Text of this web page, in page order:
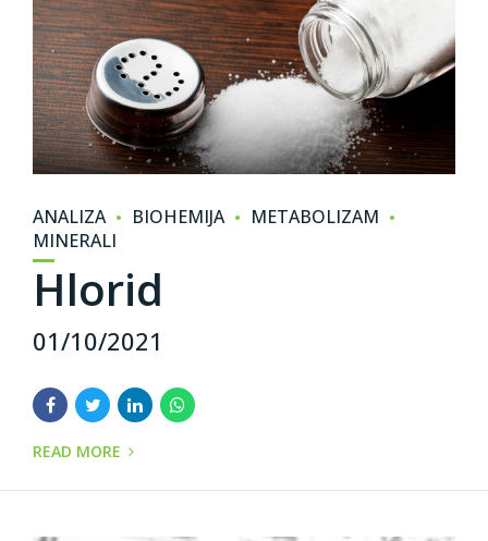
ANALIZA BIOHEMIJA
METABOLIZAM
MINERALI
Hlorid
01/10/2021
READ MORE